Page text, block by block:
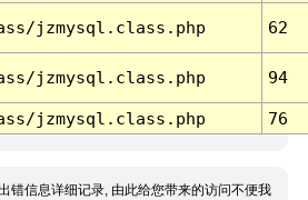
jzmysql.class.php 62
jzmysql.class.php 94
jzmysql.class.php 76
错信息详细记录, 由此给您带来的访问不便我